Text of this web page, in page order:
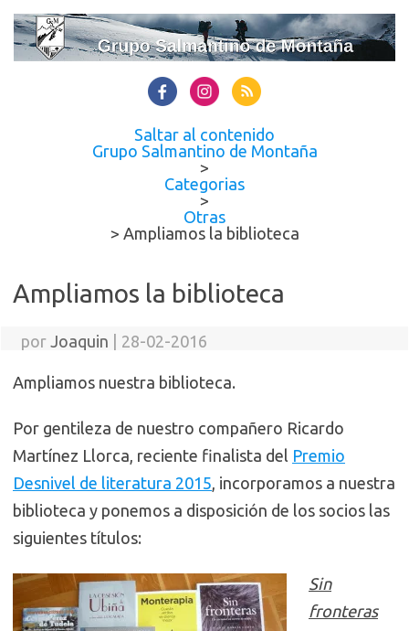
Saltar al contenido
Grupo Salmantino de Montaña
>
Categorias
>
Otras
> Ampliamos la biblioteca
Ampliamos la biblioteca
por Joaquin 28-02-2016
Ampliamos nuestra biblioteca.
Por gentileza de nuestro compañero Ricardo
Martínez Llorca, reciente finalista del Premio
Desnivel de literatura 2015, incorporamos a nuestra
biblioteca y ponemos a disposición de los socios las
siguientes títulos:
Sin
fronteras